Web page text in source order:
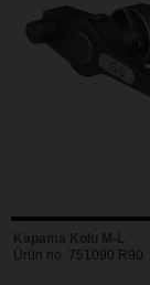
Kapama Kolu M-L
Ürün no. 751090 R90